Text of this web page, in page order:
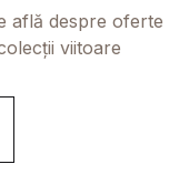
află despre oferte
viitoare